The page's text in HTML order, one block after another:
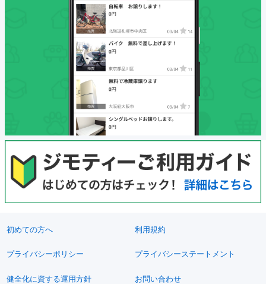
初めての方へ 利用規約
プライバシーポリシー プライバシーステートメント
健全化に資する運用方針 お問い合わせ